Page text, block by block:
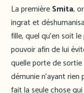
La premièreSmita,
ingrat et
fille, quel qu’en soit
pouvoir afin de lui
quelle porte de
démunie n’ayant
fait la seule chose